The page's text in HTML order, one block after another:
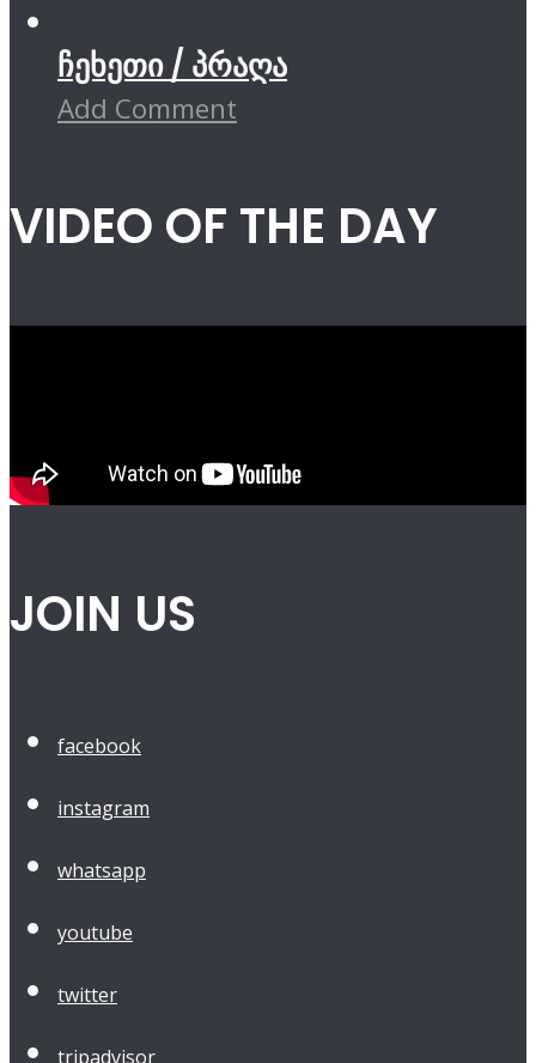
ჩეხეთი / პრაღა
Add Comment
VIDEO OF THE DAY
JOIN US
facebook
instagram
whatsapp
youtube
twitter
tripadvisor